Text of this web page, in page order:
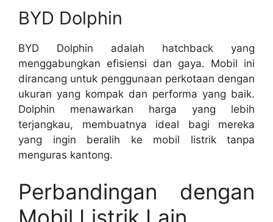
BYD Dolphin
BYD Dolphin adalah hatchback yang
menggabungkan efisiensi dan gaya. Mobil ini
dirancang untuk penggunaan perkotaan dengan
ukuran yang kompak dan performa yang baik.
Dolphin menawarkan harga yang lebih
terjangkau, membuatnya ideal bagi mereka
yang ingin beralih ke mobil listrik tanpa
menguras kantong.
Perbandingan dengan